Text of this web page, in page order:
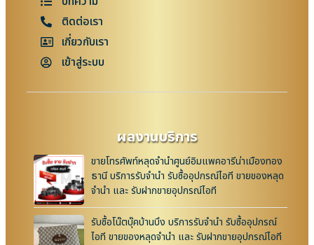
ติดต่อเรา
เกี่ยวกับเรา
เข้าสู่ระบบ
ผลงานบริการ
ขายโทรศัพท์หลุดจำนำศูนย์อิมแพคอารีน่าเมืองทอง
ธานี บริการรับจำนำ รับซื้ออุปกรณ์ไอที ขายของหลุด
จำนำ และ รับฝากขายอุปกรณ์ไอที
รับซื้อโน๊ตบุ๊คบ้านบึง บริการรับจำนำ รับซื้ออุปกรณ์
ไอที ขายของหลุดจำนำ และ รับฝากขายอุปกรณ์ไอที